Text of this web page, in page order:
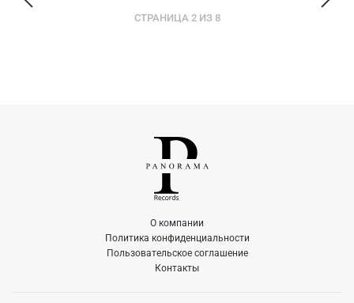
СТРАНИЦА 2 ИЗ 8
О компании
Политика конфиденциальности
Пользовательское соглашение
Контакты